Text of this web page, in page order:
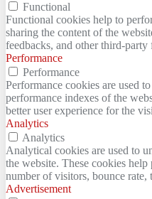
Functional
Functional cookies help to
sharing the content of the
feedbacks, and other third-party
Performance
Performance
Performance cookies are used
performance indexes of the
better user experience for the
Analytics
Analytics
Analytical cookies are used to
the website. These cookies
number of visitors, bounce rate,
Advertisement